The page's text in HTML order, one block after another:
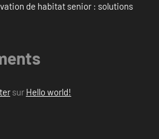
de habitat senior : solutions
sur Hello world!